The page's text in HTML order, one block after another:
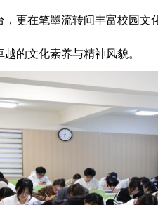
更在笔墨流转间丰富校园
的文化素养与精神风貌。